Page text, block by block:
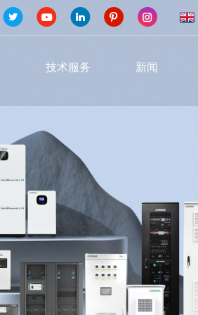
技术服务 新闻